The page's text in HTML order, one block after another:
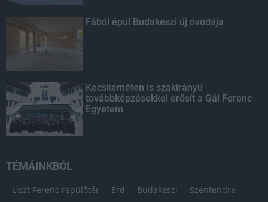
Fából épül Budakeszi új óvodája
Kecskeméten is szakirányú
továbbképzésekkel erősít a Gál Ferenc
Egyetem
TÉMÁINKBÓL
Liszt Ferenc repülőtér Érd Budakeszi Szentendre